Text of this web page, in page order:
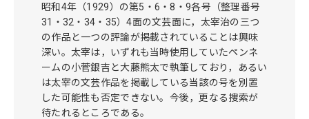
昭和4年（1929）の第5・6・8・9各号（整理番号
31・32・34・35）4面の文芸面に，太宰治の三つ
の作品と一つの評論が掲載されていることは興味
深い。太宰は，いずれも当時使用していたペンネ
ームの小菅銀吉と大藤熊太で執筆しており，あるい
は太宰の文芸作品を掲載している当該の号を別置
した可能性も否定できない。今後，更なる捜索が
待たれるところである。